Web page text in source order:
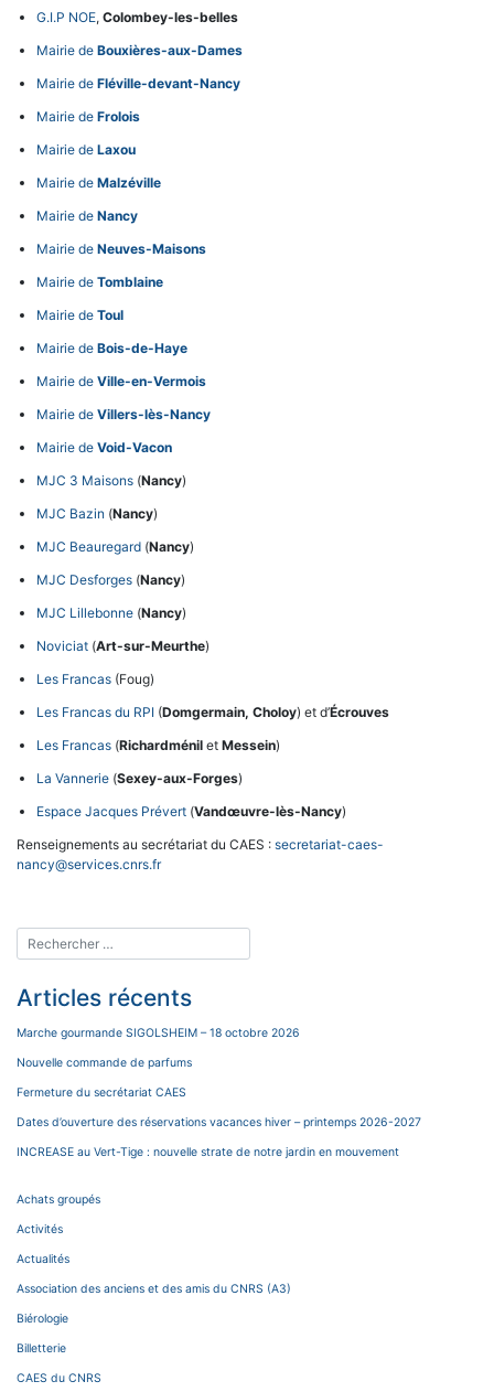
G.I.P NOE, Colombey-les-belles
Mairie de Bouxières-aux-Dames
Mairie de Fléville-devant-Nancy
Mairie de Frolois
Mairie de Laxou
Mairie de Malzéville
Mairie de Nancy
Mairie de Neuves-Maisons
Mairie de Tomblaine
Mairie de Toul
Mairie de Bois-de-Haye
Mairie de Ville-en-Vermois
Mairie de Villers-lès-Nancy
Mairie de Void-Vacon
MJC 3 Maisons (Nancy)
MJC Bazin (Nancy)
MJC Beauregard (Nancy)
MJC Desforges (Nancy)
MJC Lillebonne (Nancy)
Noviciat (Art-sur-Meurthe)
Les Francas (Foug)
Les Francas du RPI (Domgermain, Choloy) et d’Écrouves
Les Francas (Richardménil et Messein)
La Vannerie (Sexey-aux-Forges)
Espace Jacques Prévert (Vandœuvre-lès-Nancy)
Renseignements au secrétariat du CAES : secretariat-caes-
nancy@services.cnrs.fr
Articles récents
Marche gourmande SIGOLSHEIM – 18 octobre 2026
Nouvelle commande de parfums
Fermeture du secrétariat CAES
Dates d’ouverture des réservations vacances hiver – printemps 2026-2027
INCREASE au Vert-Tige : nouvelle strate de notre jardin en mouvement
Achats groupés
Activités
Actualités
Association des anciens et des amis du CNRS (A3)
Biérologie
Billetterie
CAES du CNRS